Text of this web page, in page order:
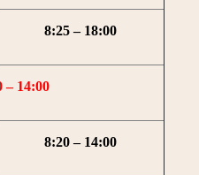
8:25 – 18:00
– 14:00
8:20 – 14:00